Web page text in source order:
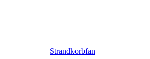
Strandkorbfan